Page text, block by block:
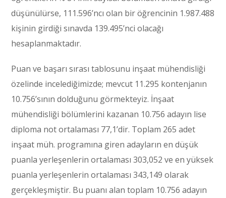
düşünülürse, 111.596’ncı olan bir öğrencinin 1.987.488
kişinin girdiği sınavda 139.495’nci olacağı
hesaplanmaktadır.
Puan ve başarı sırası tablosunu inşaat mühendisliği
özelinde incelediğimizde; mevcut 11.295 kontenjanın
10.756’sının dolduğunu görmekteyiz. İnşaat
mühendisliği bölümlerini kazanan 10.756 adayın lise
diploma not ortalaması 77,1’dir. Toplam 265 adet
inşaat müh. programına giren adayların en düşük
puanla yerleşenlerin ortalaması 303,052 ve en yüksek
puanla yerleşenlerin ortalaması 343,149 olarak
gerçekleşmiştir. Bu puanı alan toplam 10.756 adayın